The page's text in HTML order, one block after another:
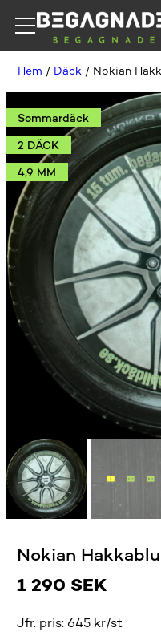
Hem / Däck / Nokian
Sommardäck
2 DÄCK
4,9 MM
Nokian
1 290 SEK
Jfr. pris: 645 kr/st